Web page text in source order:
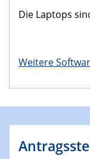
Die Laptops
Weitere